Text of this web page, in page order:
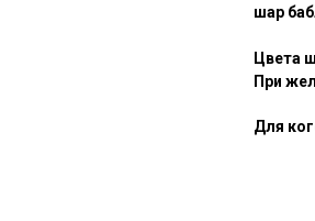
шар
Цвета
При
Для